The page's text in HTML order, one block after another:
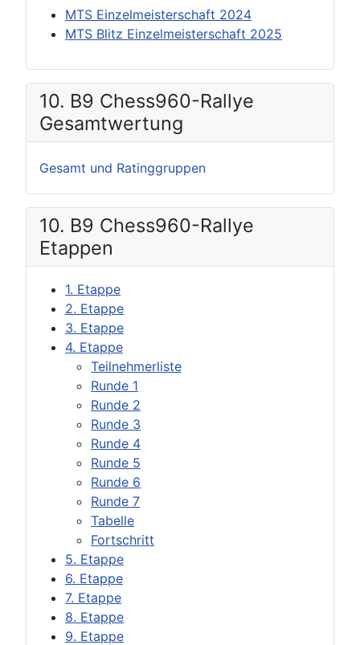
MTS Einzelmeisterschaft 2024
MTS Blitz Einzelmeisterschaft 2025
10. B9 Chess960-Rallye
Gesamtwertung
Gesamt und Ratinggruppen
10. B9 Chess960-Rallye
Etappen
1. Etappe
2. Etappe
3. Etappe
4. Etappe
Teilnehmerliste
Runde 1
Runde 2
Runde 3
Runde 4
Runde 5
Runde 6
Runde 7
Tabelle
Fortschritt
5. Etappe
6. Etappe
7. Etappe
8. Etappe
9. Etappe